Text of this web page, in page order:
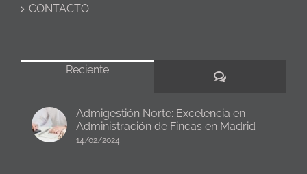
CONTACTO
Reciente
Comentarios
Admigestión Norte: Excelencia en
Administración de Fincas en Madrid
14/02/2024